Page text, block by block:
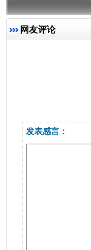
网友评论
发表感言：